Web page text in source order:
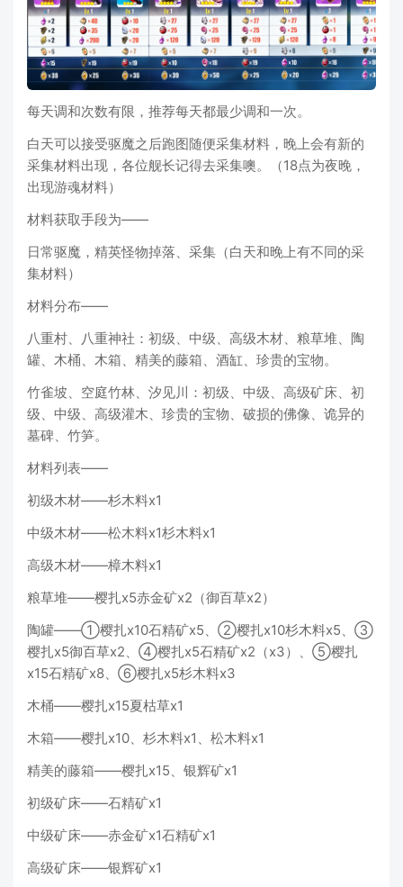
每天调和次数有限，推荐每天都最少调和一次。
白天可以接受驱魔之后跑图随便采集材料，晚上会有新的
采集材料出现，各位舰长记得去采集噢。（18点为夜晚，
出现游魂材料）
材料获取手段为——
日常驱魔，精英怪物掉落、采集（白天和晚上有不同的采
集材料）
材料分布——
八重村、八重神社：初级、中级、高级木材、粮草堆、陶
罐、木桶、木箱、精美的藤箱、酒缸、珍贵的宝物。
竹雀坡、空庭竹林、汐见川：初级、中级、高级矿床、初
级、中级、高级灌木、珍贵的宝物、破损的佛像、诡异的
墓碑、竹笋。
材料列表——
初级木材——杉木料x1
中级木材——松木料x1杉木料x1
高级木材——樟木料x1
粮草堆——樱扎x5赤金矿x2（御百草x2）
陶罐——①樱扎x10石精矿x5、②樱扎x10杉木料x5、③
樱扎x5御百草x2、④樱扎x5石精矿x2（x3）、⑤樱扎
x15石精矿x8、⑥樱扎x5杉木料x3
木桶——樱扎x15夏枯草x1
木箱——樱扎x10、杉木料x1、松木料x1
精美的藤箱——樱扎x15、银辉矿x1
初级矿床——石精矿x1
中级矿床——赤金矿x1石精矿x1
高级矿床——银辉矿x1